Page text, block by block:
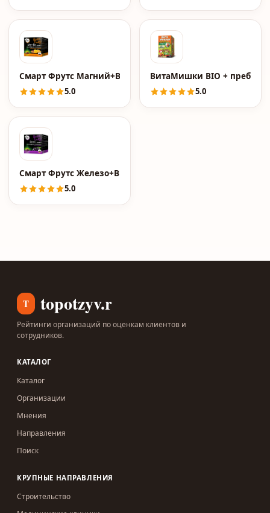
Смарт Фрутс Магний+Витамин В6 Smart, пастилки
5.0
ВитаМишки BIO +
5.0
Смарт Фрутс Железо+Витамин С Smart, пастилки
5.0
T topotzyv.ru
Рейтинги организаций по оценкам клиентов и
сотрудников.
КАТАЛОГ
Каталог
Организации
Мнения
Направления
Поиск
КРУПНЫЕ НАПРАВЛЕНИЯ
Строительство